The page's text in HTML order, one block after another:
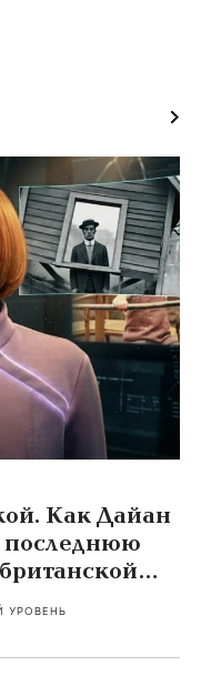
icon
Как Дайан
последнюю
УРОВЕНЬ